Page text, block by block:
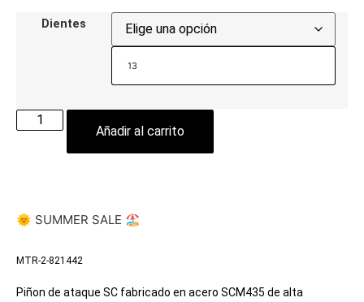
Dientes
13
Añadir al carrito
🌞 SUMMER SALE 🏖️
MTR-2-821442
Piñon de ataque SC fabricado en acero SCM435 de alta